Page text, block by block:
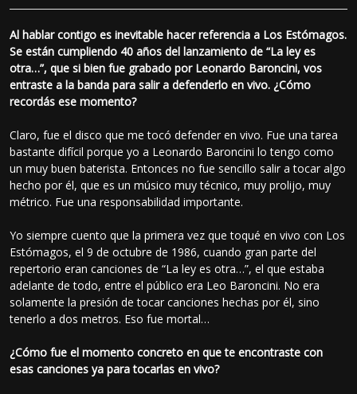
Al hablar contigo es inevitable hacer referencia a Los Estómagos.
Se están cumpliendo 40 años del lanzamiento de “La ley es
otra…”, que si bien fue grabado por Leonardo Baroncini, vos
entraste a la banda para salir a defenderlo en vivo. ¿Cómo
recordás ese momento?
Claro, fue el disco que me tocó defender en vivo. Fue una tarea
bastante difícil porque yo a Leonardo Baroncini lo tengo como
un muy buen baterista. Entonces no fue sencillo salir a tocar algo
hecho por él, que es un músico muy técnico, muy prolijo, muy
métrico. Fue una responsabilidad importante.
Yo siempre cuento que la primera vez que toqué en vivo con Los
Estómagos, el 9 de octubre de 1986, cuando gran parte del
repertorio eran canciones de “La ley es otra…”, el que estaba
adelante de todo, entre el público era Leo Baroncini. No era
solamente la presión de tocar canciones hechas por él, sino
tenerlo a dos metros. Eso fue mortal…
¿Cómo fue el momento concreto en que te encontraste con
esas canciones ya para tocarlas en vivo?